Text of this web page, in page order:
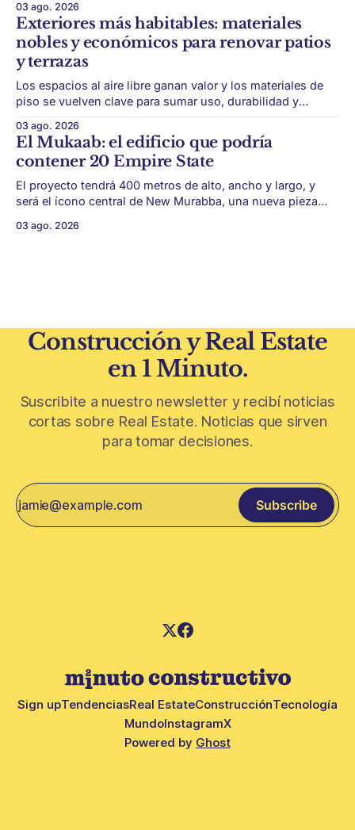
puede convertir un residuo vitivinícola en un material de
construcción. El desarrollo parte de restos de poda de vid
y micelio, la parte vegetativa de los
03 ago. 2026
Exteriores más habitables: materiales
nobles y económicos para renovar patios
y terrazas
Los espacios al aire libre ganan valor y los materiales de
piso se vuelven clave para sumar uso, durabilidad y
y terrazas se volvieron protagonistas de la vivienda.
Después de años en los que el exterior era visto como un
plus,
03 ago. 2026
El Mukaab: el edificio que podría
contener 20 Empire State
El proyecto tendrá 400 metros de alto, ancho y largo, y
será el ícono central de New Murabba, una nueva pieza
avanza con una de las obras más ambiciosas del
03 ago. 2026
Construcción y Real Estate
en 1 Minuto.
Suscribite a nuestro newsletter y recibí noticias
cortas sobre Real Estate. Noticias que sirven
para tomar decisiones.
Subscribe
Sign upTendenciasReal EstateConstrucciónTecnología
MundoInstagramX
Powered by Ghost